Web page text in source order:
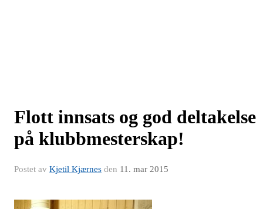
Flott innsats og god deltakelse
på klubbmesterskap!
Postet av Kjetil Kjærnes den 11. mar 2015